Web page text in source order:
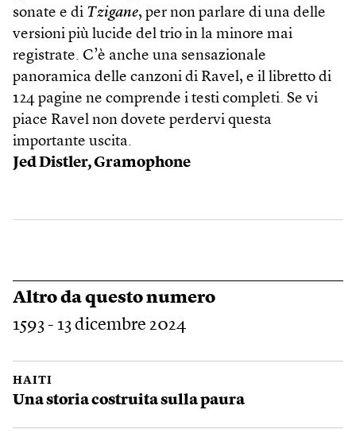
sonate e di Tzigane, per non parlare di una delle
versioni più lucide del trio in la minore mai
registrate. C’è anche una sensazionale
panoramica delle canzoni di Ravel, e il libretto di
124 pagine ne comprende i testi completi. Se vi
piace Ravel non dovete perdervi questa
importante uscita.
Jed Distler, Gramophone
Altro da questo numero
1593 - 13 dicembre 2024
HAITI
Una storia costruita sulla paura